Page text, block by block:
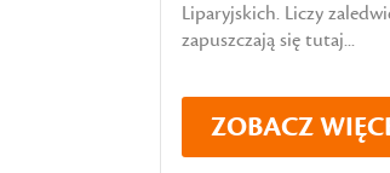
Liparyjskich. Liczy
zapuszczają się tutaj...
ZOBACZ